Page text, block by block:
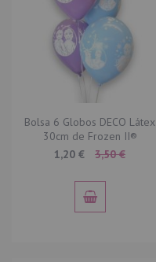
Bolsa 6 Globos DECO Látex
30cm de Frozen II®
Special
1,20 € 3,50 €